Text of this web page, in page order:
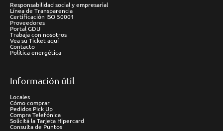
Responsabilidad social y empresarial
Línea de Transparencia
Certificación ISO 50001
Proveedores
Portal GDU
Trabaja con nosotros
Vea su Ticket aquí
Contacto
Política energética
Información útil
Locales
Cómo comprar
Pedidos Pick Up
Compra Telefónica
Solicitá la Tarjeta Hipercard
Consulta de Puntos